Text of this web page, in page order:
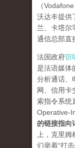
（Vodafone
沃达丰提供
兰、卡塔尔
通信总部直
法国政府窃
是法语媒体
分析通话、
网、信用卡
索指令系统
Operative-
的链接指向
上，克里
们举着“打